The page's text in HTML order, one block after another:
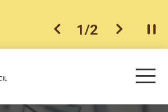
上一个
1/2 下一个开
目